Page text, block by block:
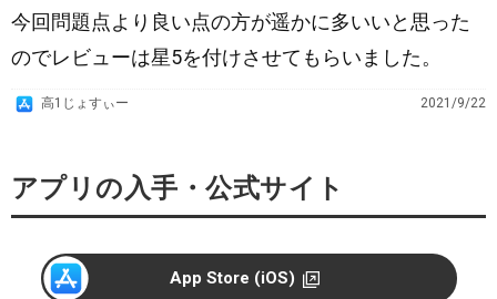
今回問題点より良い点の方が遥かに多いいと思った
のでレビューは星5を付けさせてもらいました。
A
S
e
高1じょすぃー 2021/9/22
アプリの入手・公式サイト
App Store (iOS)